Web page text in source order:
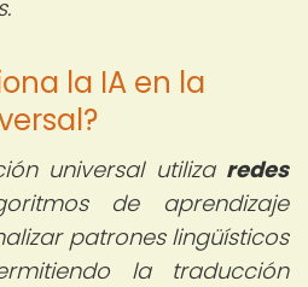
la IA en la
universal utiliza redes
de aprendizaje
patrones lingüísticos
la traducción